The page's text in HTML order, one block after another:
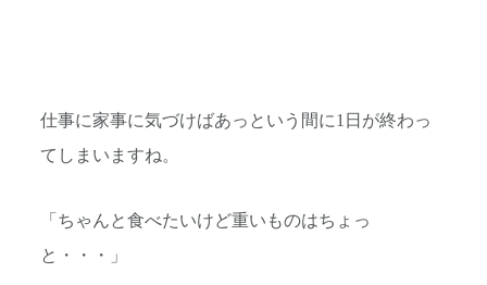
仕事に家事に気づけばあっという間に1日が終わっ
てしまいますね。
「ちゃんと食べたいけど重いものはちょっ
と・・・」